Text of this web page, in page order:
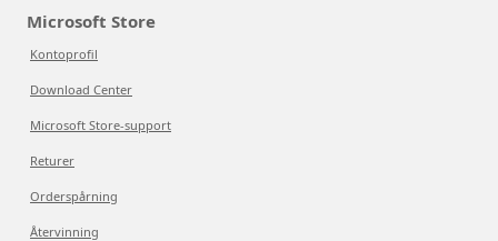
Microsoft Store
Kontoprofil
Download Center
Microsoft Store-support
Returer
Orderspårning
Återvinning